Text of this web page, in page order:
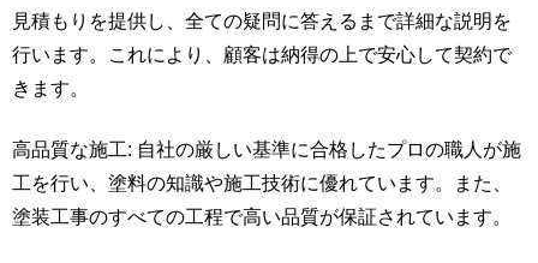
見積もりを提供し、全ての疑問に答えるまで詳細な説明を
行います。これにより、顧客は納得の上で安心して契約で
きます。
高品質な施工: 自社の厳しい基準に合格したプロの職人が施
工を行い、塗料の知識や施工技術に優れています。また、
塗装工事のすべての工程で高い品質が保証されています。